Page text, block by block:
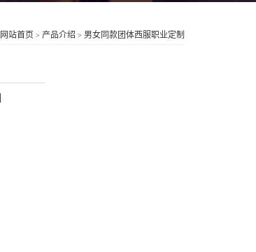
网站首页 > 产品介绍 > 男女同款团体西服职业定制